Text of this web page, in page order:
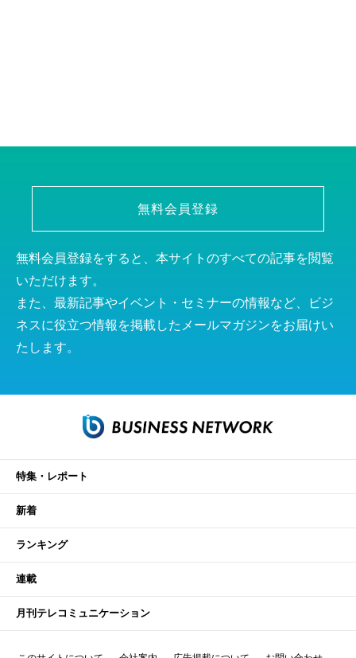
無料会員登録
無料会員登録をすると、本サイトのすべての記事を閲覧
いただけます。
また、最新記事やイベント・セミナーの情報など、ビジ
ネスに役立つ情報を掲載したメールマガジンをお届けい
たします。
特集・レポート
新着
ランキング
連載
月刊テレコミュニケーション